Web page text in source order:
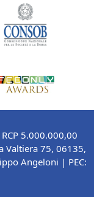
5.000.000,00
Valtiera 75, 06135,
Angeloni | PEC: